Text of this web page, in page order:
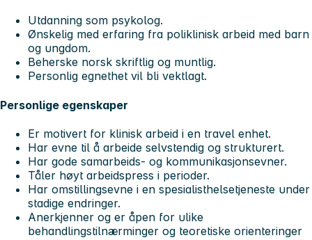
Utdanning som psykolog.
Ønskelig med erfaring fra poliklinisk arbeid med barn
og ungdom.
Beherske norsk skriftlig og muntlig.
Personlig egnethet vil bli vektlagt.
Personlige egenskaper
Er motivert for klinisk arbeid i en travel enhet.
Har evne til å arbeide selvstendig og strukturert.
Har gode samarbeids- og kommunikasjonsevner.
Tåler høyt arbeidspress i perioder.
Har omstillingsevne i en spesialisthelsetjeneste under
stadige endringer.
Anerkjenner og er åpen for ulike
behandlingstilnærminger og teoretiske orienteringer